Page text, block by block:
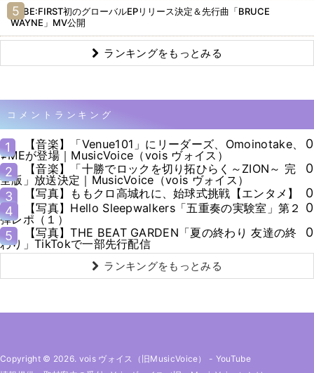
BE:FIRST初のグローバルEPリリース決定＆先行曲「BRUCE
WAYNE」MV公開
ランキングをもっとみる
コメントランキング
1
【音楽】「Venue101」にリーダーズ、Omoinotake、
≠MEが登場｜MusicVoice（vois ヴォイス）
0
2
【音楽】「十勝でロックを切り拓ひらく～ZION～ 完
全版」放送決定｜MusicVoice（vois ヴォイス）
0
3
【写真】ももクロ高城れに、始球式挑戦【エンタメ】
0
4
【写真】Hello Sleepwalkers「五重奏の実験室」第２
弾レポ（１）
0
5
【写真】THE BEAT GARDEN「夏の終わり 友達の終
わり」TikTokで一部先行配信
0
ランキングをもっとみる
Copyright © 2026. vois ヴォイス（旧MusicVoice） - YouTube